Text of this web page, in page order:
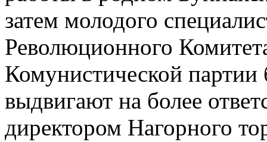
затем молодого
Революционного
Комунистической
выдвигают на более
директором Нагорного